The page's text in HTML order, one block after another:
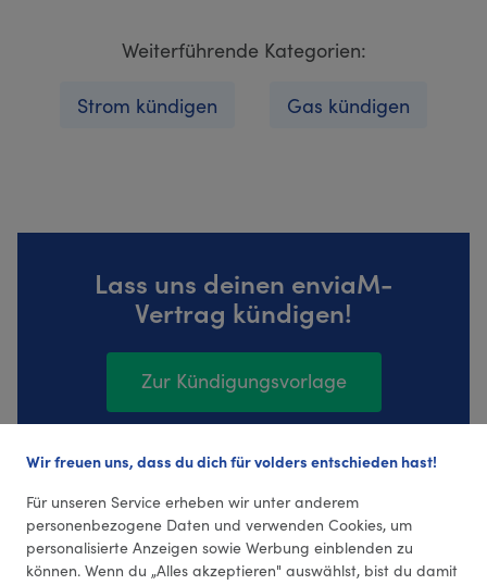
Weiterführende Kategorien:
Strom kündigen Gas kündigen
Lass uns deinen enviaM-
Vertrag kündigen!
Zur Kündigungsvorlage
396 Bewertungen (4,4 Durchschnitt)
Wir freuen uns, dass du dich für volders entschieden hast!
Für unseren Service erheben wir unter anderem
personenbezogene Daten und verwenden Cookies, um
personalisierte Anzeigen sowie Werbung einblenden zu
können. Wenn du „Alles akzeptieren" auswählst, bist du damit